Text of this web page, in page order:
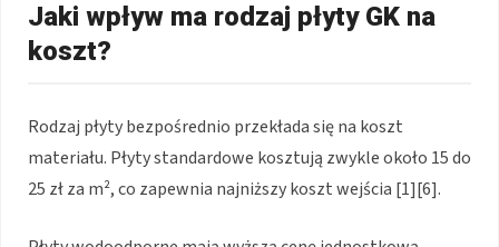
Jaki wpływ ma rodzaj płyty GK na
koszt?
Rodzaj płyty bezpośrednio przekłada się na koszt
materiału. Płyty standardowe kosztują zwykle około 15 do
25 zł za m², co zapewnia najniższy koszt wejścia [1][6].